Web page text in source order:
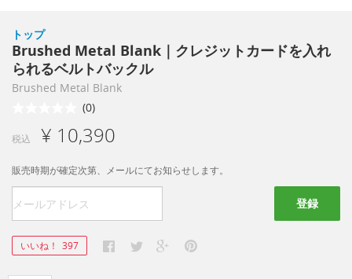
トップ
Brushed Metal Blank｜クレジットカードを入れ
られるベルトバックル
Brushed Metal Blank
(0)
税込 ¥ 10,390
販売時期が確定次第、メールにてお知らせします。
登録
いいね！ 397